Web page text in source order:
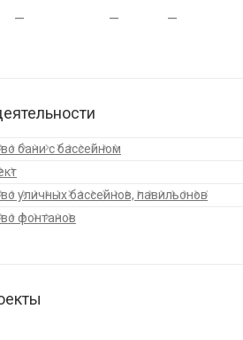
— — —
бани с бассейном
уличных бассейнов, павильонов
фонтанов